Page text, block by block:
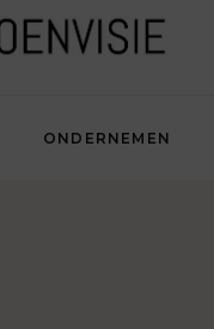
ONDERNEMEN